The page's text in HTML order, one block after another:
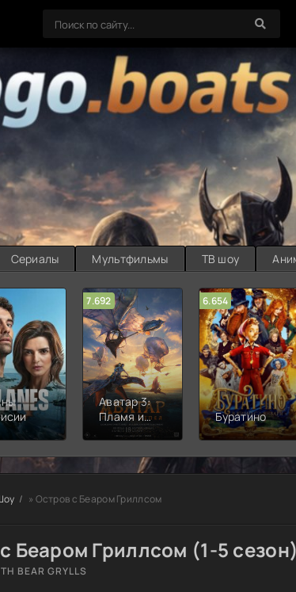
Сериалы Мультфильмы ТВ шоу
7.692
Аватар 3:
Пламя и
пепел
6.654
Буратино
» Остров с Беаром Гриллсом
Беаром Гриллсом (1-5 сезон)
BEAR GRYLLS